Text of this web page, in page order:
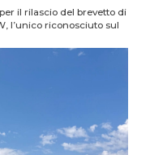
il rilascio del brevetto di
l’unico riconosciuto sul